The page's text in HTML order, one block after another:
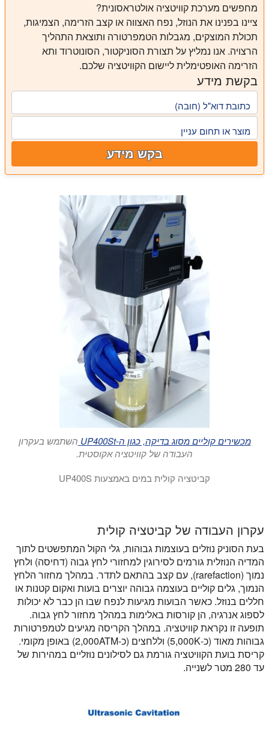
מחפשים מערכת קוויטציה אולטראסונית?
ציינו בפנינו את הנוזל, נפח האצווה או קצב הזרימה, הצמיגות,
תכולת המוצקים, מגבלות הטמפרטורה ותוצאת התהליך
הרצויה. אנו נמליץ על תצורת הסוניקטור, הסונוטרוד ותא
הזרימה האופטימלית ליישום הקוויטציה שלכם.
בקשת מידע
כתובת דוא"ל (חובה)
מוצר או תחום עניין
בקש מידע
מכשירים קוליים מסוג בדיקה, כגון ה-UP400St
השתמש בעקרון
העבודה של קוויטציה אקוסטית.
קביטציה קולית במים באמצעות UP400S
עקרון העבודה של קביטציה קולית
בעת הסוניק נוזלים בעוצמות גבוהות, גלי הקול המתפשטים לתוך
המדיה הנוזלית גורמים לסירוגין למחזורי לחץ גבוה (דחיסה) ולחץ
נמוך (rarefaction), עם קצב בהתאם לתדר. במהלך מחזור הלחץ
הנמוך, גלים קוליים בעוצמה גבוהה יוצרים בועות ואקום קטנות או
חללים בנוזל. כאשר הבועות מגיעות לנפח שבו הן כבר לא יכולות
לספוג אנרגיה, הן קורסות באלימות במהלך מחזור לחץ גבוה.
תופעה זו נקראת קוויטציה. במהלך הקריסה מגיעים לטמפרטורות
גבוהות מאוד (כ-5,000K) וללחצים (כ-2,000ATM) באופן מקומי.
קריסת בועת הקוויטציה גורמת גם לסילונים נוזליים במהירות של
עד 280 מטר לשנייה.